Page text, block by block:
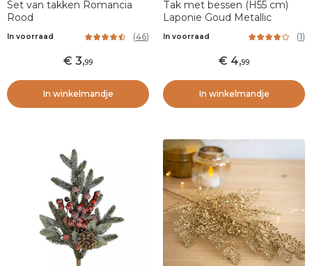
Set van takken Romancia
Rood
In voorraad (46)
3,99
In winkelmandje
Tak met bessen (H55 cm)
Laponie Goud Metallic
In voorraad (1)
4,99
In winkelmandje